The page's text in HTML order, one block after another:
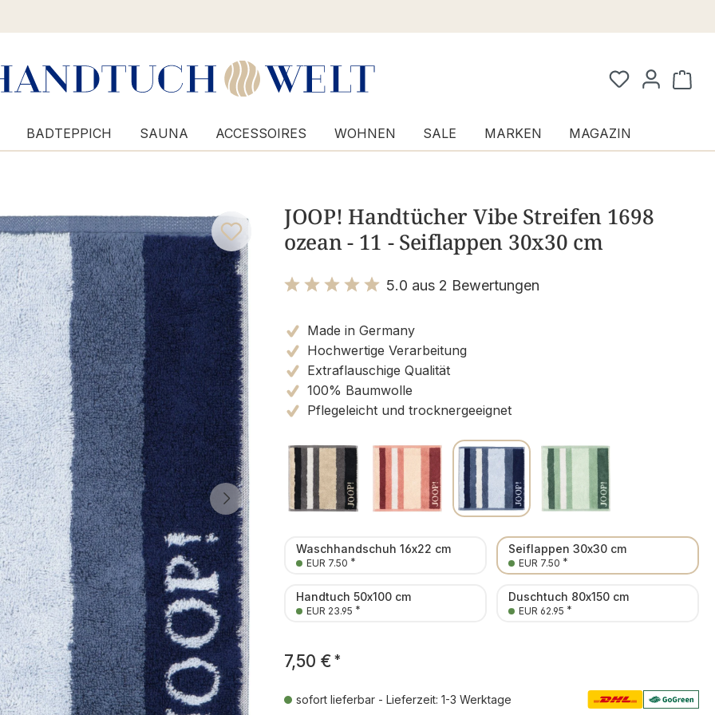
BADTEPPICH SAUNA ACCESSOIRES WOHNEN SALE MARKEN MAGAZIN
JOOP! Handtücher Vibe Streifen 1698
ozean - 11 - Seiflappen 30x30 cm
5.0 aus 2 Bewertungen
Made in Germany
Hochwertige Verarbeitung
Extraflauschige Qualität
100% Baumwolle
Pflegeleicht und trocknergeeignet
Waschhandschuh 16x22 cm
EUR 7.50 *
Seiflappen 30x30 cm
EUR 7.50 *
Handtuch 50x100 cm
EUR 23.95 *
Duschtuch 80x150 cm
EUR 62.95 *
7,50 € *
sofort lieferbar - Lieferzeit: 1-3 Werktage